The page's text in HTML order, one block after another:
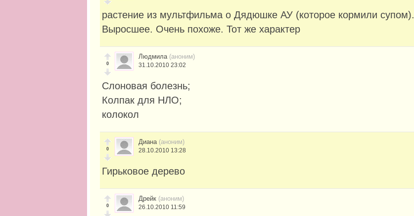
растение из мультфильма о Дядюшке АУ (которое кормили супом).
Выросшее. Очень похоже. Тот же характер
0
Людмила (аноним)
31.10.2010 23:02
Слоновая болезнь;
Колпак для НЛО;
колокол
0
Диана (аноним)
28.10.2010 13:28
Гирьковое дерево
0
Дрейк (аноним)
26.10.2010 11:59